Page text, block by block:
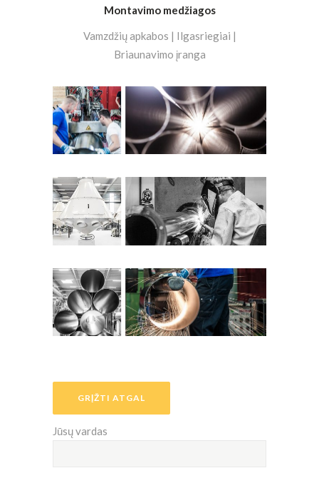
Montavimo medžiagos
Vamzdžių apkabos | Ilgasriegiai |
Briaunavimo įranga
GRĮŽTI ATGAL
Jūsų vardas